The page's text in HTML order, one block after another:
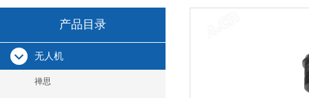
产品目录
无人机
禅思